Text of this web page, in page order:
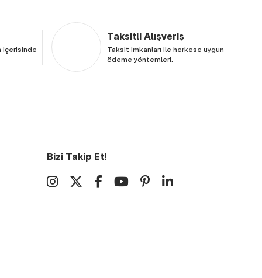
içerisinde
Taksitli Alışveriş
Taksit imkanları ile herkese uygun
ödeme yöntemleri.
Bizi Takip Et!